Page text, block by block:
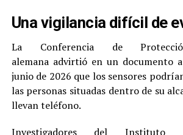
Una vigilancia difícil de
La Conferencia de
alemana advirtió en un documento
junio de 2026 que los sensores
las personas situadas dentro de su
llevan teléfono.
Investigadores del Instituto